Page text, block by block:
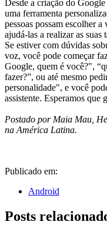
Desde a criação do
uma ferramenta
pessoas possam escolher
ajudá-las a realizar as suas
Se estiver com dúvidas
voz, você pode começar
Google, quem é você?",
fazer?”, ou até mesmo
personalidade", e você
assistente. Esperamos que
Postado por Maia Mau,
na América Latina.
Publicado em:
Android
Posts